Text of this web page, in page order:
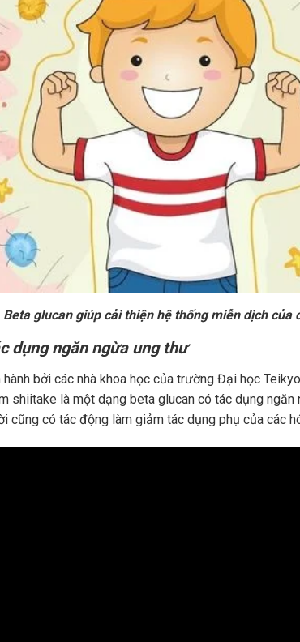
Beta glucan giúp cải thiện hệ thống miễn dịch của
dụng ngăn ngừa ung thư
bởi các nhà khoa học của trường Đại học
shiitake là một dạng beta glucan có tác dụng
cũng có tác động làm giảm tác dụng phụ của các